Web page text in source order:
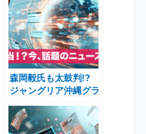
森岡毅氏も太鼓判!?
ジャングリア沖縄グラ
貌に迫る――謎のアト
ラクション体験ルポ＆